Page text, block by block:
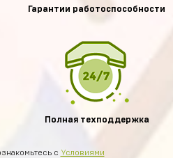
Гарантии работоспособности
Полная техподдержка
с Условиями